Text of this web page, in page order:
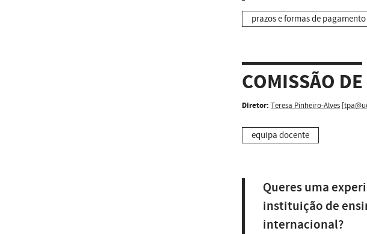
prazos e formas de pagamento
COMISSÃO
Diretor: Teresa Pinheiro-Alves [
equipa docente
Queres uma
instituição de
internacional?